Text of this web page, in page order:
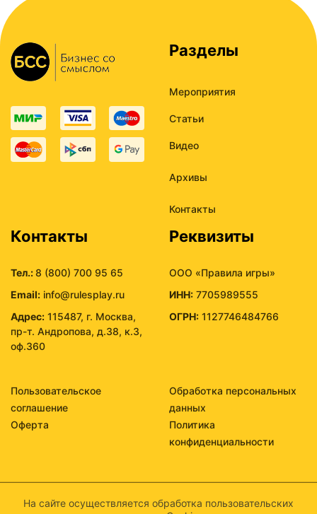
Разделы
Мероприятия
Статьи
Видео
Архивы
Контакты
Контакты
Тел.:8 (800) 700 95 65
Email: info@rulesplay.ru
Адрес: 115487, г. Москва,
пр-т. Андропова, д.38, к.3,
оф.360
Реквизиты
ООО «Правила игры»
ИНН: 7705989555
ОГРН: 1127746484766
Пользовательское
соглашение
Обработка персональных
данных
Оферта
Политика
конфиденциальности
На сайте осуществляется обработка пользовательских